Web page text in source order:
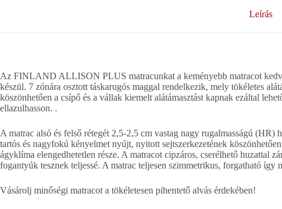
Leírás
Az FINLAND ALLISON PLUS matracunkat a keményebb matracot
készül. 7 zónára osztott táskarugós maggal rendelkezik, mely tökéletes
köszönhetően a csípő és a vállak kiemelt alátámasztást kapnak ezáltal
ellazulhasson. .
A matrac alsó és felső rétegét 2,5-2,5 cm vastag nagy rugalmasságú
tartós és nagyfokú kényelmet nyújt, nyitott sejtszerkezetének
ágyklíma elengedhetetlen része. A matracot cipzáros, cserélhető huzattal
fogantyúk tesznek teljessé. A matrac teljesen szimmetrikus, forgatható így
Vásárolj minőségi matracot a tökéletesen pihentető alvás érdekében!